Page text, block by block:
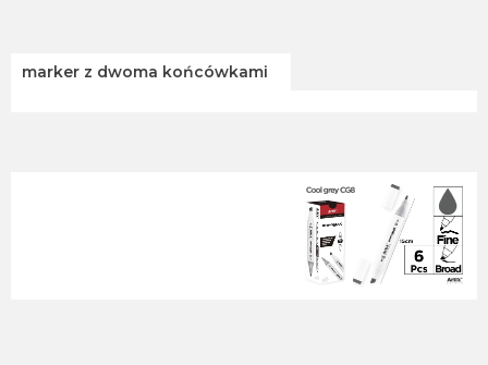
marker z dwoma końcówkami